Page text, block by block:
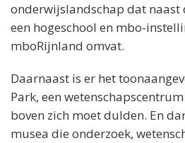
onderwijslandschap dat naast
een hogeschool en mbo-
mboRijnland omvat.
Daarnaast is er het
Park, een
boven zich moet dulden. En
musea die onderzoek,